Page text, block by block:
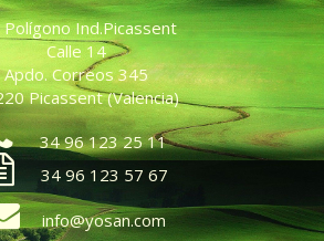
Polígono Ind.Picassent
Calle 14
Apdo. Correos 345
Picassent (Valencia)
34 96 123 25 11
34 96 123 57 67
info@yosan.com